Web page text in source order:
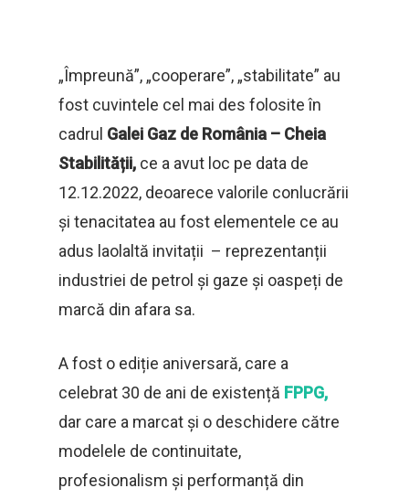
„Împreună”, „cooperare”, „stabilitate” au
fost cuvintele cel mai des folosite în
cadrul Galei Gaz de România – Cheia
Stabilității, ce a avut loc pe data de
12.12.2022, deoarece valorile conlucrării
și tenacitatea au fost elementele ce au
adus laolaltă invitații – reprezentanții
industriei de petrol și gaze și oaspeți de
marcă din afara sa.
A fost o ediție aniversară, care a
celebrat 30 de ani de existență FPPG,
dar care a marcat și o deschidere către
modelele de continuitate,
profesionalism și performanță din